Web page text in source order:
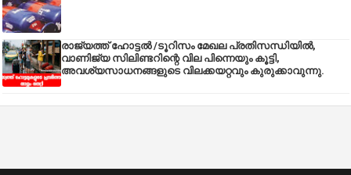
രാജ്യത്ത് ഹോട്ടൽ /ടൂറിസം മേഖല പ്രതിസന്ധിയിൽ,
വാണിജ്യ സിലിണ്ടറിന്റെ വില പിന്നെയും കൂട്ടി,
അവശ്യസാധനങ്ങളുടെ വിലക്കയറ്റവും കുരുക്കാവുന്നു.